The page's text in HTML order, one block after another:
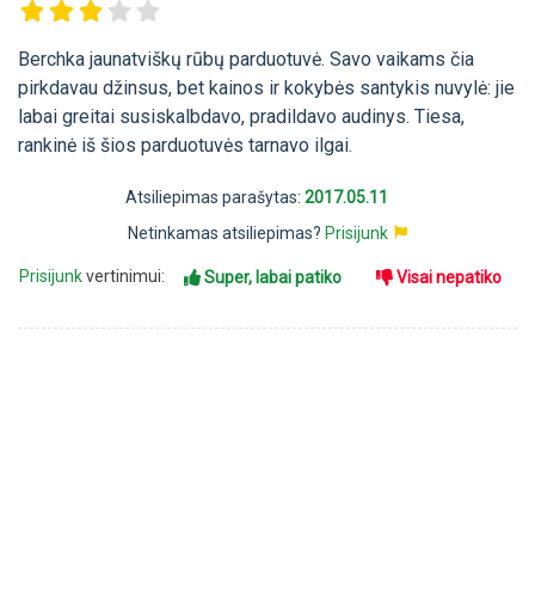
Berchka jaunatviškų rūbų parduotuvė. Savo vaikams čia
pirkdavau džinsus, bet kainos ir kokybės santykis nuvylė: jie
labai greitai susiskalbdavo, pradildavo audinys. Tiesa,
rankinė iš šios parduotuvės tarnavo ilgai.
Atsiliepimas parašytas: 2017.05.11
Netinkamas atsiliepimas? Prisijunk
Prisijunkvertinimui: Super, labai patiko Visai nepatiko